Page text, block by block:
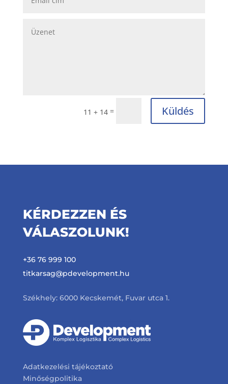
11 + 14 = Küldés
KÉRDEZZEN ÉS
VÁLASZOLUNK!
+36 76 999 100
titkarsag@pdevelopment.hu
Székhely: 6000 Kecskemét, Fuvar utca 1.
Adatkezelési tájékoztató
Minőségpolitika